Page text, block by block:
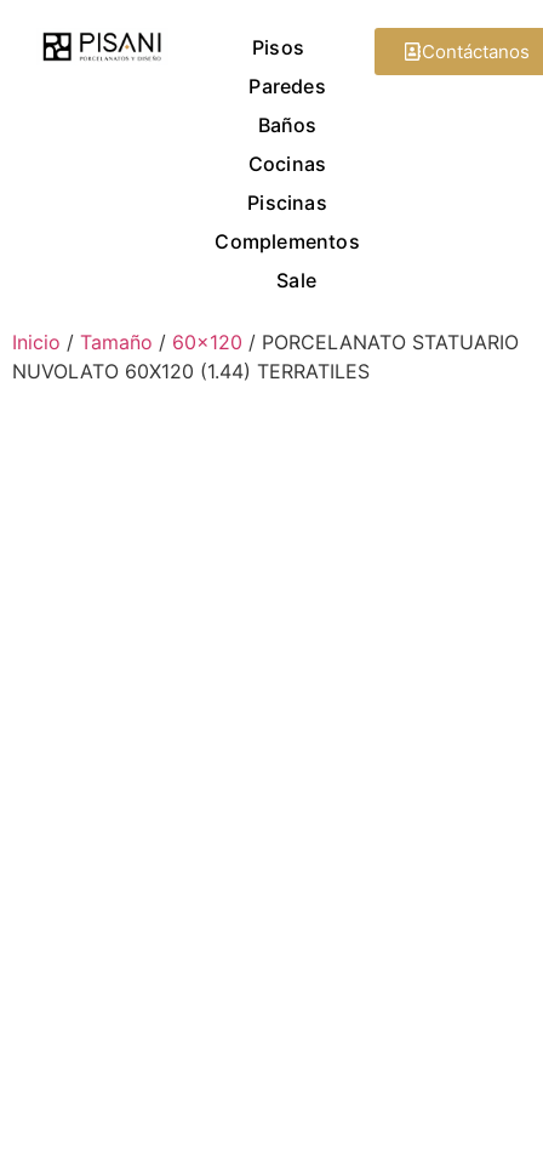
Pisos
Paredes
Baños
Cocinas
Piscinas
Complementos
Sale
Contáctanos
Inicio / Tamaño / 60x120 / PORCELANATO STATUARIO
NUVOLATO 60X120 (1.44) TERRATILES